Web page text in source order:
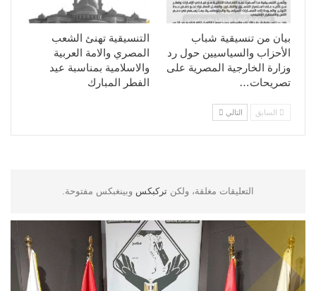
التنسيقية تهنئ الشعب
المصري والامة العربية
والاسلامية بمناسبة عيد
الفطر المبارك
بيان من تنسيقية شباب
الأحزاب والسياسيين حول رد
وزارة الخارجية المصرية على
تصريحات…
السابق التالي
التعليقات مغلقة، ولكن تركبكس وبينغبكس مفتوحة.